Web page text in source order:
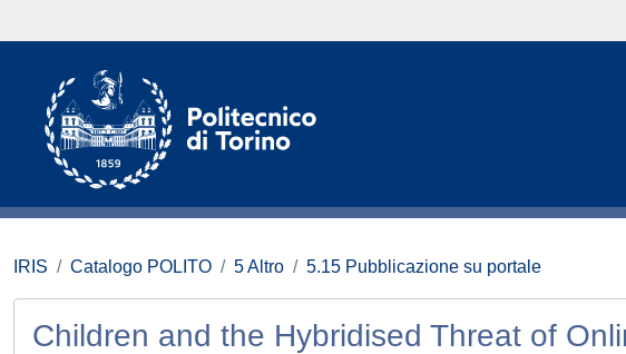
IRIS Catalogo POLITO 5 Altro 5.15 Pubblicazione su portale
Children and the Hybridised Threat of